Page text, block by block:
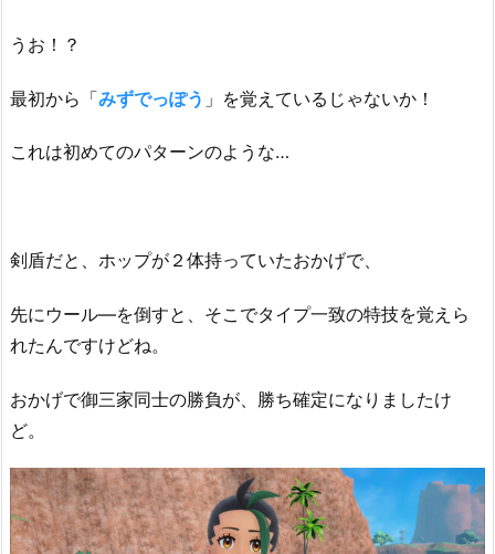
うお！？
最初から「みずでっぽう 」を覚えているじゃないか！
これは初めてのパターンのような…
剣盾だと、ホップが２体持っていたおかげで、
先にウール―を倒すと、そこでタイプ一致の特技を覚えら
れたんですけどね。
おかげで御三家同士の勝負が、勝ち確定になりましたけ
ど。